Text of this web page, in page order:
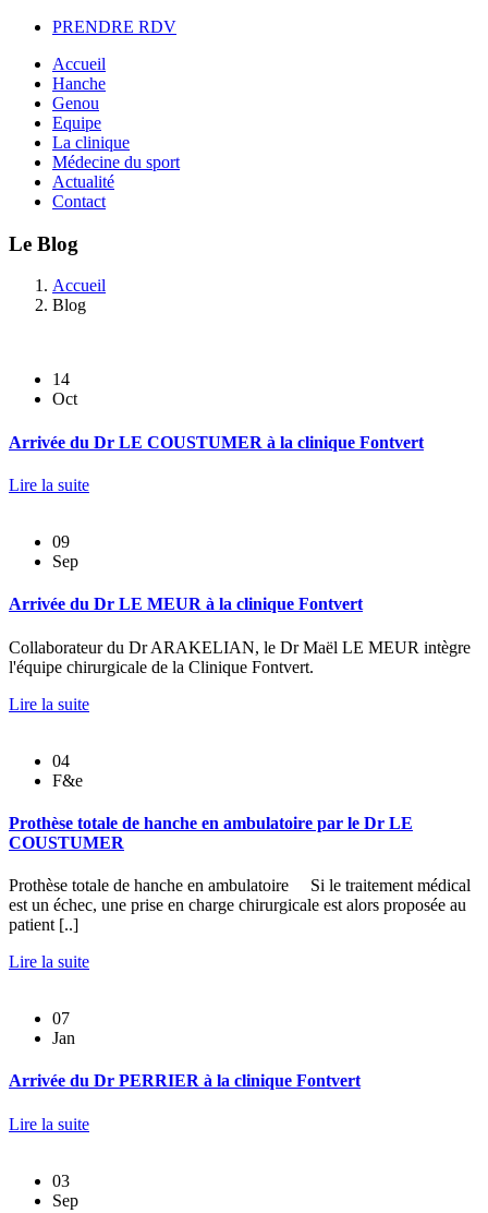
PRENDRE RDV
Accueil
Hanche
Genou
Equipe
La clinique
Médecine du sport
Actualité
Contact
Le Blog
Accueil
Blog
14
Oct
Arrivée du Dr LE COUSTUMER à la clinique Fontvert
Lire la suite
09
Sep
Arrivée du Dr LE MEUR à la clinique Fontvert
Collaborateur du Dr ARAKELIAN, le Dr Maël LE MEUR intègre
l'équipe chirurgicale de la Clinique Fontvert.
Lire la suite
04
F&e
Prothèse totale de hanche en ambulatoire par le Dr LE
COUSTUMER
Prothèse totale de hanche en ambulatoire Si le traitement médical
est un échec, une prise en charge chirurgicale est alors proposée au
patient [..]
Lire la suite
07
Jan
Arrivée du Dr PERRIER à la clinique Fontvert
Lire la suite
03
Sep